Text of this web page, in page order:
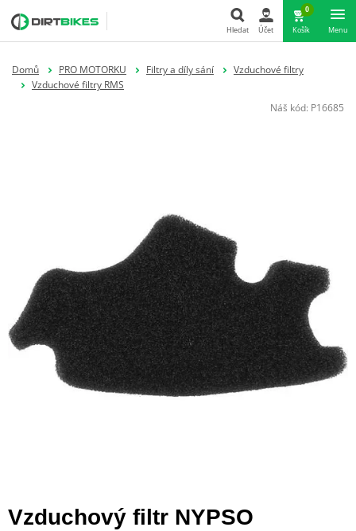
Hledat
Hledat Účet
0
Košík Menu
Domů PRO MOTORKU Filtry a díly sání
Vzduchové filtry
Vzduchové filtry RMS
Náš kód: P16685
Vzduchový filtr NYPSO